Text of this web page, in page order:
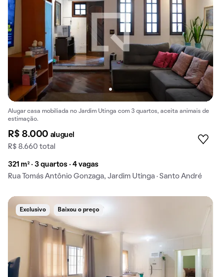
Alugar casa mobiliada no Jardim Utinga com 3 quartos, aceita animais de
estimação.
R$ 8.000 aluguel
R$ 8.660 total
321 m² · 3 quartos · 4 vagas
Rua Tomás Antônio Gonzaga, Jardim Utinga · Santo André
Exclusivo Baixou o preço